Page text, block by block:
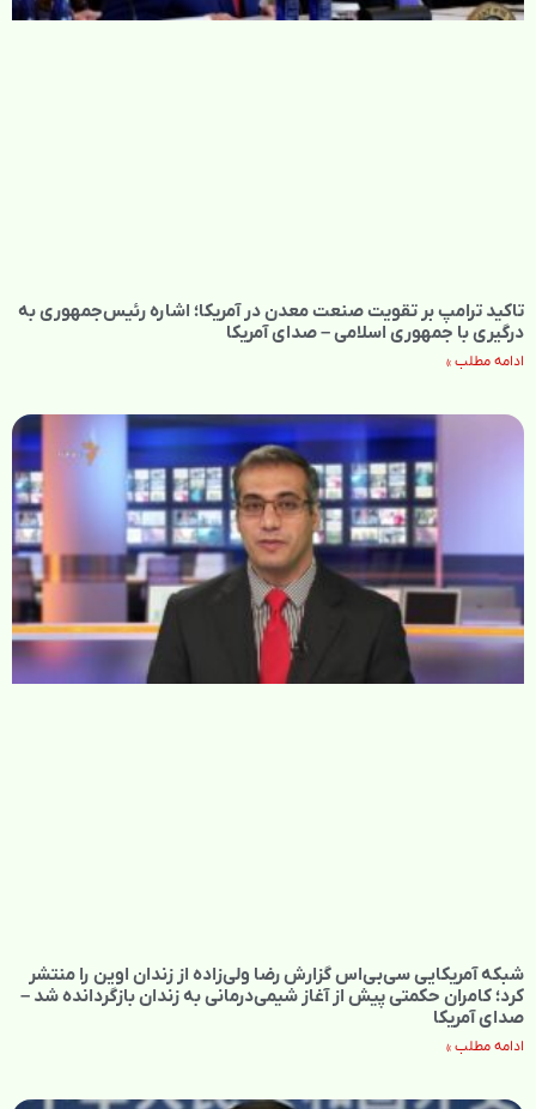
تاکید ترامپ بر تقویت صنعت معدن در آمریکا؛ اشاره رئیس‌جمهوری به
درگیری با جمهوری اسلامی – صدای آمریکا
ادامه مطلب »
شبکه آمریکایی سی‌بی‌‌اس گزارش رضا ولی‌زاده از زندان اوین را منتشر
کرد؛ کامران حکمتی پیش از آغاز شیمی‌درمانی به زندان بازگردانده شد –
صدای آمریکا
ادامه مطلب »